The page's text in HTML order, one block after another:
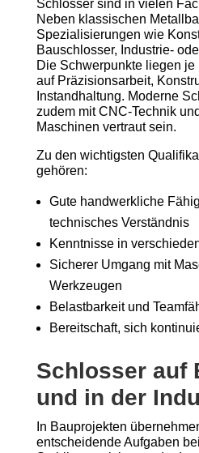
Schlosser sind in vielen
Neben klassischen
Spezialisierungen wie
Bauschlosser, Industrie-
Die Schwerpunkte liegen
auf Präzisionsarbeit,
Instandhaltung. Moderne
zudem mit CNC-Technik
Maschinen vertraut sein.
Zu den wichtigsten
gehören:
Gute handwerkliche
technisches Verständnis
Kenntnisse in
Sicherer Umgang mit
Werkzeugen
Belastbarkeit und
Bereitschaft, sich
Schlosser auf
und in der
In Bauprojekten
entscheidende Aufgaben